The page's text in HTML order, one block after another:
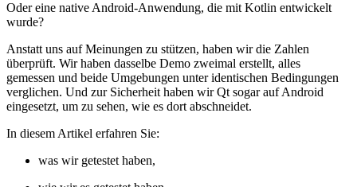
Oder eine native Android-Anwendung, die mit Kotlin entwickelt
wurde?
Anstatt uns auf Meinungen zu stützen, haben wir die Zahlen
überprüft. Wir haben dasselbe Demo zweimal erstellt, alles
gemessen und beide Umgebungen unter identischen Bedingungen
verglichen. Und zur Sicherheit haben wir Qt sogar auf Android
eingesetzt, um zu sehen, wie es dort abschneidet.
In diesem Artikel erfahren Sie:
was wir getestet haben,